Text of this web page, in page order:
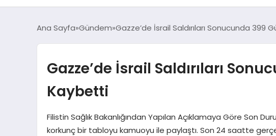
Ana Sayfa Gündem Gazze’de İsrail Saldırıları Sonucunda 399
Gazze’de İsrail Saldırıları
Kaybetti
Filistin Sağlık Bakanlığından Yapılan Açıklamaya Göre Son
korkunç bir tabloyu kamuoyu ile paylaştı. Son 24 saatte